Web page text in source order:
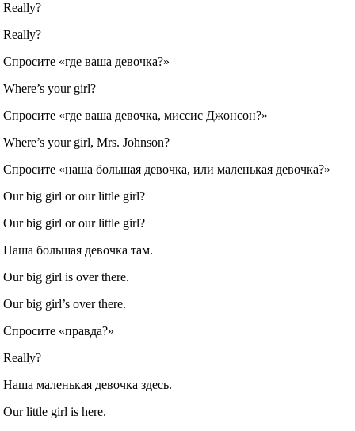
Really?
Really?
Спросите «где ваша девочка?»
Where’s your girl?
Спросите «где ваша девочка, миссис Джонсон?»
Where’s your girl, Mrs. Johnson?
Спросите «наша большая девочка, или маленькая девочка?»
Our big girl or our little girl?
Our big girl or our little girl?
Наша большая девочка там.
Our big girl is over there.
Our big girl’s over there.
Спросите «правда?»
Really?
Наша маленькая девочка здесь.
Our little girl is here.